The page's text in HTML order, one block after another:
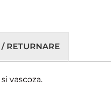
RETURNARE
vascoza.